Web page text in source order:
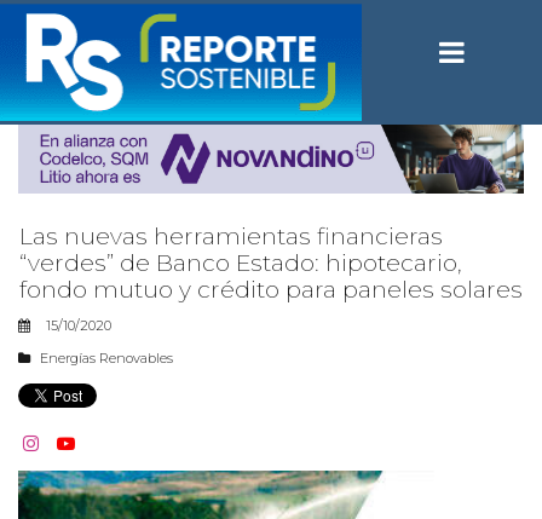
Las nuevas herramientas financieras
“verdes” de Banco Estado: hipotecario,
fondo mutuo y crédito para paneles solares
15/10/2020
Energías Renovables
 